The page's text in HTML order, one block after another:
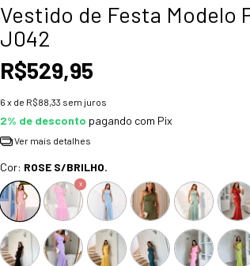
Vestido de Festa Modelo
J042
R$529,95
6 x de R$88,33 sem juros
2% de desconto pagando com Pix
Ver mais detalhes
Cor: ROSE S/BRILHO.